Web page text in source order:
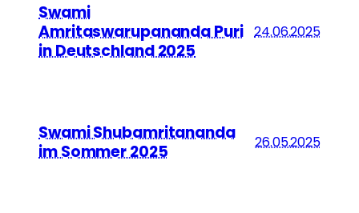
Swami
Amritaswarupananda Puri
in Deutschland 2025
24.06.2025
Swami Shubamritananda
im Sommer 2025
26.05.2025